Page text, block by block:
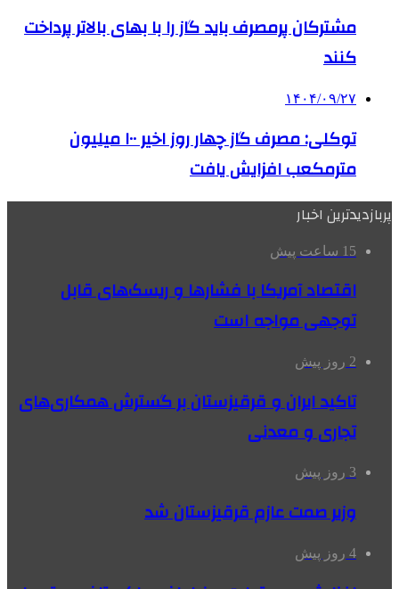
مشترکان پرمصرف باید گاز را با بهای بالاتر پرداخت
کنند
۱۴۰۴/۰۹/۲۷
توکلی: مصرف گاز چهار روز اخیر ۱۰۰ میلیون
مترمکعب افزایش یافت
پربازدیدترین اخبار
15 ساعت پیش
اقتصاد آمریکا با فشارها و ریسک‌های قابل
توجهی مواجه است
2 روز پیش
تاکید ایران و قرقیزستان بر گسترش همکاری‌های
تجاری و معدنی
3 روز پیش
وزیر صمت عازم قرقیزستان شد
4 روز پیش